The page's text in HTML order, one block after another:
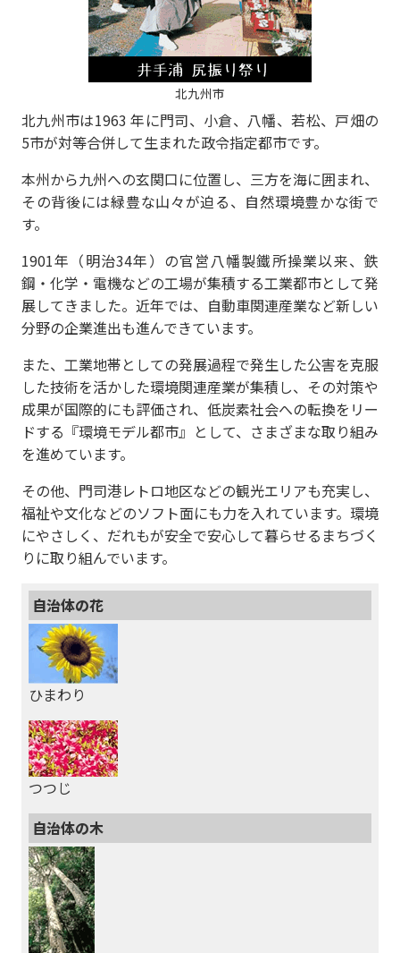
北九州市
北九州市は1963 年に門司、小倉、八幡、若松、戸畑の
5市が対等合併して生まれた政令指定都市です。
本州から九州への玄関口に位置し、三方を海に囲まれ、
その背後には緑豊な山々が迫る、自然環境豊かな街で
す。
1901年（明治34年）の官営八幡製鐵所操業以来、鉄
鋼・化学・電機などの工場が集積する工業都市として発
展してきました。近年では、自動車関連産業など新しい
分野の企業進出も進んできています。
また、工業地帯としての発展過程で発生した公害を克服
した技術を活かした環境関連産業が集積し、その対策や
成果が国際的にも評価され、低炭素社会への転換をリー
ドする『環境モデル都市』として、さまざまな取り組み
を進めています。
その他、門司港レトロ地区などの観光エリアも充実し、
福祉や文化などのソフト面にも力を入れています。環境
にやさしく、だれもが安全で安心して暮らせるまちづく
りに取り組んでいます。
自治体の花
ひまわり
つつじ
自治体の木